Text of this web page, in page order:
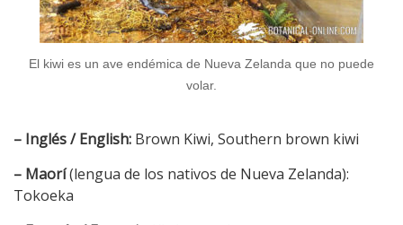
El kiwi es un ave endémica de Nueva Zelanda que no puede
volar.
– Inglés / English: Brown Kiwi, Southern brown kiwi
– Maorí(lengua de los nativos de Nueva Zelanda):
Tokoeka